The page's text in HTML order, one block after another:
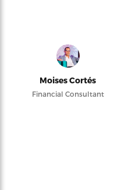
Moises Cortés
Financial Consultant